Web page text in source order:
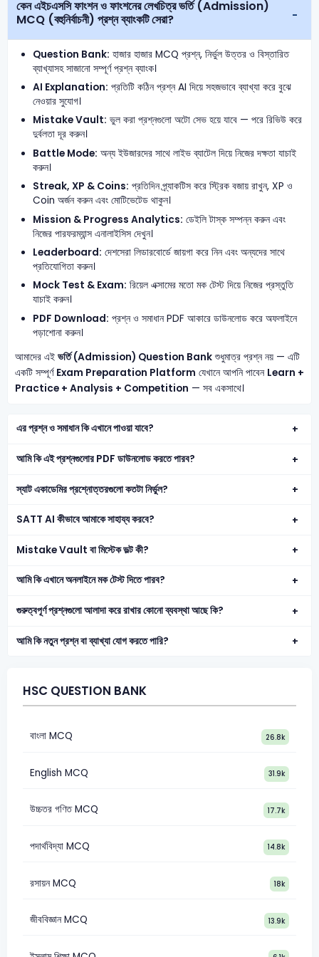
কেন এইচএসসি ফাংশন ও ফাংশনের লেখচিত্র ভর্তি (Admission)
MCQ (বহুনির্বাচনী) প্রশ্ন ব্যাংকটি সেরা?
Question Bank: হাজার হাজার MCQ প্রশ্ন, নির্ভুল উত্তর ও বিস্তারিত
ব্যাখ্যাসহ সাজানো সম্পূর্ণ প্রশ্ন ব্যাংক।
AI Explanation: প্রতিটি কঠিন প্রশ্ন AI দিয়ে সহজভাবে ব্যাখ্যা করে বুঝে
নেওয়ার সুযোগ।
Mistake Vault: ভুল করা প্রশ্নগুলো অটো সেভ হয়ে যাবে — পরে রিভিউ করে
দুর্বলতা দূর করুন।
Battle Mode: অন্য ইউজারদের সাথে লাইভ ব্যাটেল দিয়ে নিজের দক্ষতা যাচাই
করুন।
Streak, XP & Coins: প্রতিদিন প্র্যাকটিস করে স্ট্রিক বজায় রাখুন, XP ও
Coin অর্জন করুন এবং মোটিভেটেড থাকুন।
Mission & Progress Analytics: ডেইলি টাস্ক সম্পন্ন করুন এবং
নিজের পারফরম্যান্স এনালাইসিস দেখুন।
Leaderboard: দেশসেরা লিডারবোর্ডে জায়গা করে নিন এবং অন্যদের সাথে
প্রতিযোগিতা করুন।
Mock Test & Exam: রিয়েল এক্সামের মতো মক টেস্ট দিয়ে নিজের প্রস্তুতি
যাচাই করুন।
PDF Download: প্রশ্ন ও সমাধান PDF আকারে ডাউনলোড করে অফলাইনে
পড়াশোনা করুন।
আমাদের এই ভর্তি (Admission) Question Bankশুধুমাত্র প্রশ্ন নয় — এটি
একটি সম্পূর্ণ Exam Preparation Platform যেখানে আপনি পাবেন Learn +
Practice + Analysis + Competition — সব একসাথে।
এর প্রশ্ন ও সমাধান কি এখানে পাওয়া যাবে?
আমি কি এই প্রশ্নগুলোর PDF ডাউনলোড করতে পারব?
স্যাট একাডেমির প্রশ্নোত্তরগুলো কতটা নির্ভুল?
SATT AI কীভাবে আমাকে সাহায্য করবে?
Mistake Vault বা মিস্টেক ভল্ট কী?
আমি কি এখানে অনলাইনে মক টেস্ট দিতে পারব?
গুরুত্বপূর্ণ প্রশ্নগুলো আলাদা করে রাখার কোনো ব্যবস্থা আছে কি?
আমি কি নতুন প্রশ্ন বা ব্যাখ্যা যোগ করতে পারি?
HSC QUESTION BANK
বাংলা MCQ 26.8k
English MCQ 31.9k
উচ্চতর গণিত MCQ 17.7k
পদার্থবিদ্যা MCQ 14.8k
রসায়ন MCQ 18k
জীববিজ্ঞান MCQ 13.9k